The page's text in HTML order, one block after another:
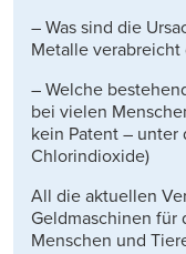
– Was sind die
Metalle
– Welche
bei vielen
kein Patent – unter
Chlorindioxide)
All die aktuellen
Geldmaschinen für
Menschen und